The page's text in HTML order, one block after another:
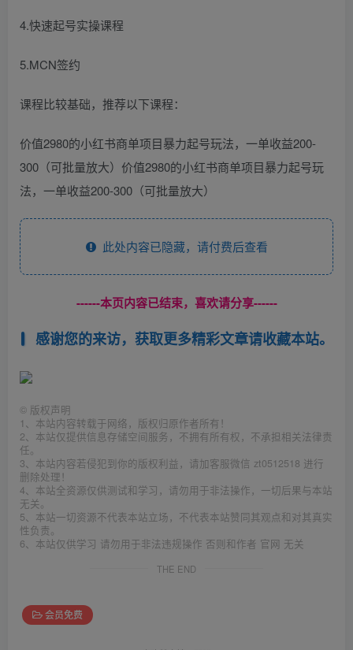
4.快速起号实操课程
5.MCN签约
课程比较基础，推荐以下课程：
价值2980的小红书商单项目暴力起号玩法，一单收益200-
300（可批量放大）价值2980的小红书商单项目暴力起号玩
法，一单收益200-300（可批量放大）
此处内容已隐藏，请付费后查看
------本页内容已结束，喜欢请分享------
感谢您的来访，获取更多精彩文章请收藏本站。
© 版权声明
1、本站内容转载于网络，版权归原作者所有！
2、本站仅提供信息存储空间服务，不拥有所有权，不承担相关法律责
任。
3、本站内容若侵犯到你的版权利益，请加客服微信 zt0512518 进行
删除处理！
4、本站全资源仅供测试和学习，请勿用于非法操作，一切后果与本站
无关。
5、本站一切资源不代表本站立场，不代表本站赞同其观点和对其真实
性负责。
6、本站仅供学习 请勿用于非法违规操作 否则和作者 官网 无关
THE END
会员免费